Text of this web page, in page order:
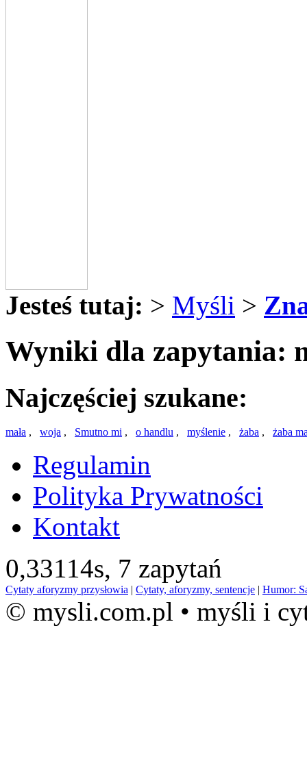
Jesteś tutaj: > Myśli >
Wyniki dla zapytania:
Najczęściej szukane:
mała , woja , Smutno mi , o handlu , myślenie , żaba , żaba
Regulamin
Polityka Prywatności
Kontakt
0,33114s, 7 zapytań
Cytaty aforyzmy przysłowia | Cytaty, aforyzmy, sentencje | Humor:
© mysli.com.pl • myśli i